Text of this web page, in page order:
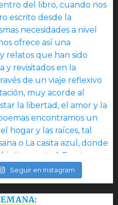
Seguir en Instagram